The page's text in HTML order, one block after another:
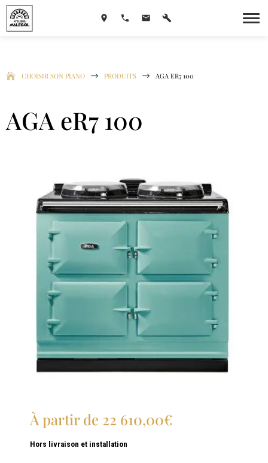
CHOISIR SON PIANO $ PRODUITS $ AGA ER7 100
AGA eR7 100
À partir de 22 610,00€
Hors livraison et installation